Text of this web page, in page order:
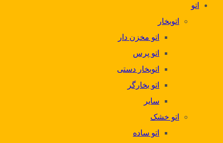
اتو
اتوبخار
اتو مخزن دار
اتو پرس
اتوبخار دستی
اتو بخارگر
سایر
اتو خشک
اتو ساده